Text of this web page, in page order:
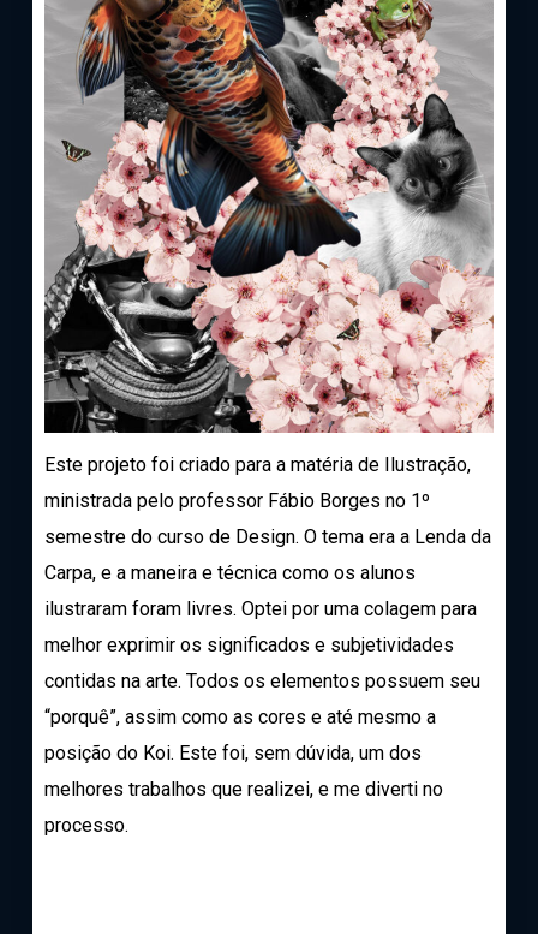
Este projeto foi criado para a matéria de Ilustração,
ministrada pelo professor Fábio Borges no 1º
semestre do curso de Design. O tema era a Lenda da
Carpa, e a maneira e técnica como os alunos
ilustraram foram livres. Optei por uma colagem para
melhor exprimir os significados e subjetividades
contidas na arte. Todos os elementos possuem seu
“porquê”, assim como as cores e até mesmo a
posição do Koi. Este foi, sem dúvida, um dos
melhores trabalhos que realizei, e me diverti no
processo.